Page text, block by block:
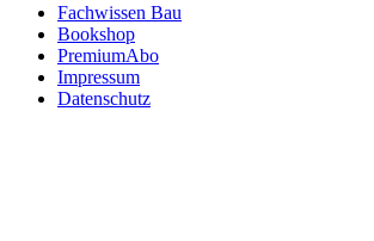
Fachwissen Bau
Bookshop
PremiumAbo
Impressum
Datenschutz